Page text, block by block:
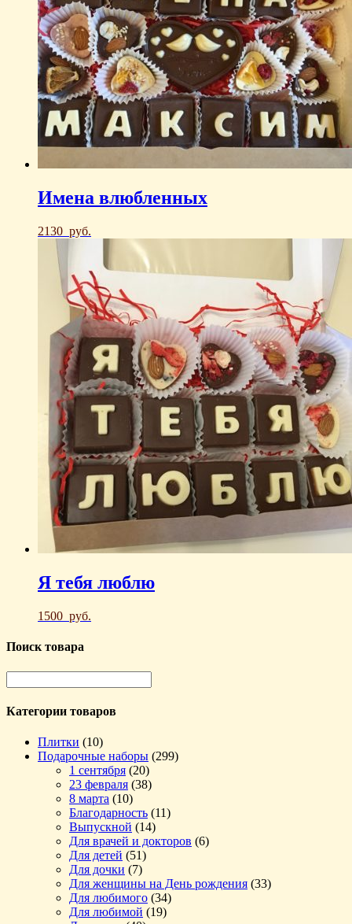
Имена влюбленных
2130 руб.
Я тебя люблю
1500 руб.
Поиск товара
Категории товаров
Плитки (10)
Подарочные наборы (299)
1 сентября (20)
23 февраля (38)
8 марта (10)
Благодарность (11)
Выпускной (14)
Для врачей и докторов (6)
Для детей (51)
Для дочки (7)
Для женщины на День рождения (33)
Для любимого (34)
Для любимой (19)